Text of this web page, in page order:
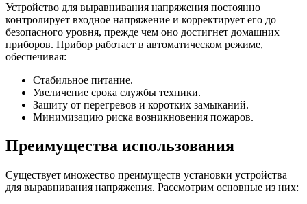
Устройство для выравнивания напряжения постоянно
контролирует входное напряжение и корректирует его до
безопасного уровня, прежде чем оно достигнет домашних
приборов. Прибор работает в автоматическом режиме,
обеспечивая:
Стабильное питание.
Увеличение срока службы техники.
Защиту от перегревов и коротких замыканий.
Минимизацию риска возникновения пожаров.
Преимущества использования
Существует множество преимуществ установки устройства
для выравнивания напряжения. Рассмотрим основные из них: